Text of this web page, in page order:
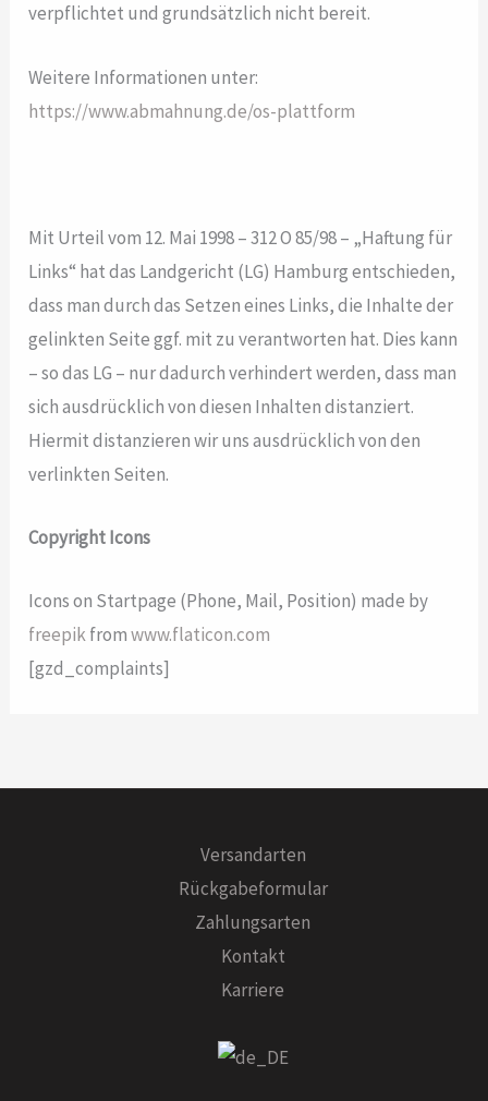
verpflichtet und grundsätzlich nicht bereit.
Weitere Informationen unter:
https://www.abmahnung.de/os-plattform
Mit Urteil vom 12. Mai 1998 – 312 O 85/98 – „Haftung für
Links“ hat das Landgericht (LG) Hamburg entschieden,
dass man durch das Setzen eines Links, die Inhalte der
gelinkten Seite ggf. mit zu verantworten hat. Dies kann
– so das LG – nur dadurch verhindert werden, dass man
sich ausdrücklich von diesen Inhalten distanziert.
Hiermit distanzieren wir uns ausdrücklich von den
verlinkten Seiten.
Copyright Icons
Icons on Startpage (Phone, Mail, Position) made by
freepikfromwww.flaticon.com
[gzd_complaints]
Versandarten
Rückgabeformular
Zahlungsarten
Kontakt
Karriere